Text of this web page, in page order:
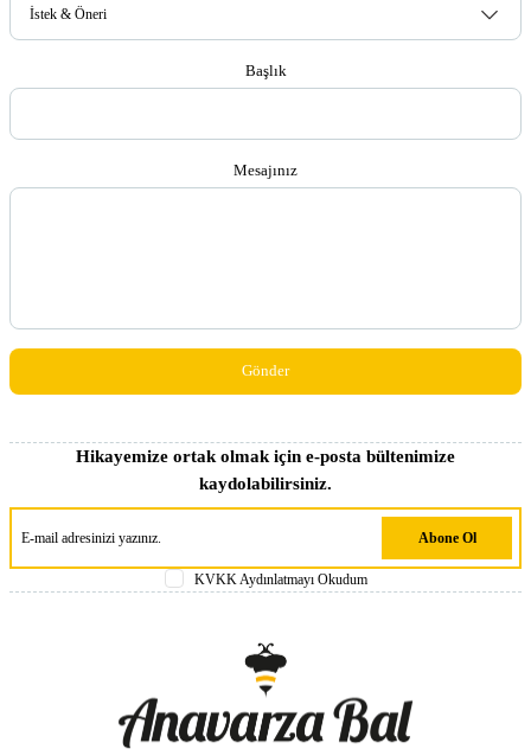
Başlık
Mesajınız
Hikayemize ortak olmak için e-posta bültenimize
kaydolabilirsiniz.
KVKK Aydınlatmayı Okudum
Abone Ol